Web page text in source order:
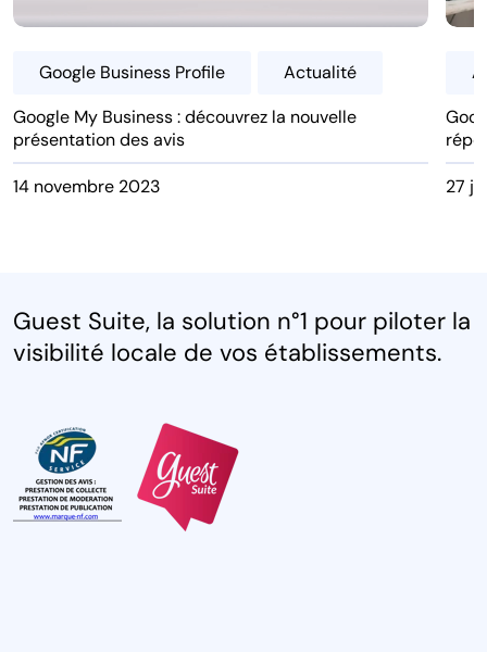
Google Business Profile
Actualité
Google My Business : découvrez la nouvelle
présentation des avis
14 novembre 2023 27
Guest Suite, la solution n°1 pour piloter la
visibilité locale de vos établissements.